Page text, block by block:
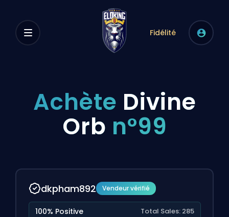
Fidélité
Achète Divine
Orb n°99
dkpham892 Vendeur vérifié
100% Positive Total Sales: 285